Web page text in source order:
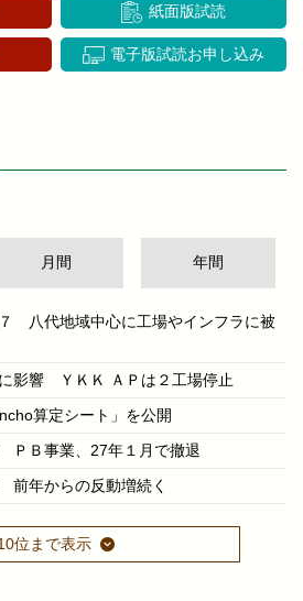
紙面版試読
電子版試読お申し込み
月間 年間
八代地域中心に工場やインフラに被
影響 ＹＫＫ ＡＰは２工場停止
算定シート」を公開
ＰＢ事業、27年１月で撤退
前年からの反動増続く
位まで表示